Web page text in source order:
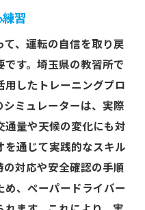
き設備と講師
の特別トレーニング
クニックを習得
ドバイスの重要性
業後のさらなる成長
ペーパードライバー
習
、運転の自信を取り戻
す。埼玉県の教習所で
用したトレーニングプロ
ミュレーターは、実際
通量や天候の変化にも対
を通じて実践的なスキル
対応や安全確認の手順
め、ペーパードライバー